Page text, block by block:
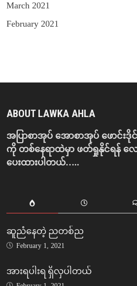
March 2021
February 2021
ABOUT LAWKA AHLA
အပြာစာအုပ် အောစာအုပ် ဖောင်းဒိုင်
ကို တစ်နေရာထဲမှာ ဖတ်ရှုနိုင်ရန်
ပေးထားပါတယ်…..
ဆူညံနေတဲ့ ညတစ်ည
February 1, 2021
အားရပါးရ ရှိလှပါတယ်